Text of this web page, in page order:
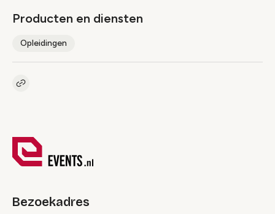
Producten en diensten
Opleidingen
Kopieer link naar pagina
Bezoekadres